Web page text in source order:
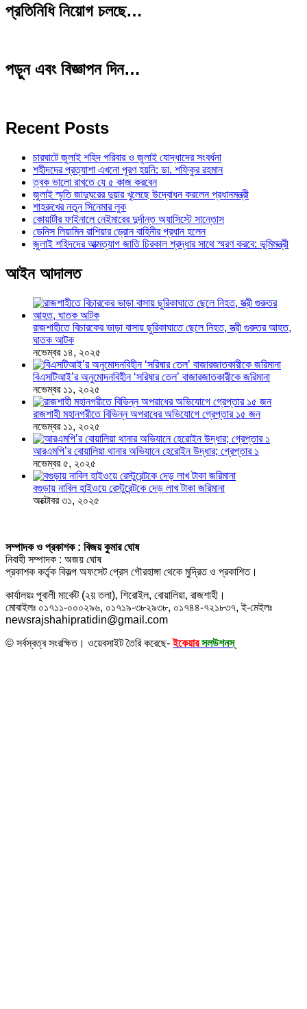
প্রতিনিধি নিয়োগ চলছে…
পড়ুন এবং বিজ্ঞাপন দিন…
Recent Posts
চারঘাটে জুলাই শহিদ পরিবার ও জুলাই যোদ্ধাদের সংবর্ধনা
শহীদদের প্রত্যাশা এখনো পূরণ হয়নি: ডা. শফিকুর রহমান
ত্বক ভালো রাখতে যে ৫ কাজ করবেন
জুলাই স্মৃতি জাদুঘরের দুয়ার খুলেছে উদ্বোধন করলেন প্রধানমন্ত্রী
শাহরুখের নতুন সিনেমার লুক
কোয়ার্টার ফাইনালে নেইমারের দুর্দান্ত অ্যাসিস্টে সান্তোস
ডেনিস লিয়ামিন রাশিয়ার ড্রোন বাহিনীর প্রধান হলেন
জুলাই শহিদদের আত্মত্যাগ জাতি চিরকাল শ্রদ্ধার সাথে স্মরণ করবে: ভূমিমন্ত্রী
আইন আদালত
রাজশাহীতে বিচারকের ভাড়া বাসায় ছুরিকাঘাতে ছেলে নিহত, স্ত্রী গুরুতর আহত,
ঘাতক আটক
নভেম্বর ১৪, ২০২৫
বিএসটিআই’র অনুমোদনবিহীন ‘সরিষার তেল’ বাজারজাতকারীকে জরিমানা
নভেম্বর ১১, ২০২৫
রাজশাহী মহানগরীতে বিভিন্ন অপরাধের অভিযোগে গ্রেপ্তার ১৫ জন
নভেম্বর ১১, ২০২৫
আরএমপি’র বোয়ালিয়া থানার অভিযানে হেরোইন উদ্ধার; গ্রেপ্তার ১
নভেম্বর ৫, ২০২৫
বগুড়ায় নাবিল হাইওয়ে রেস্টুরেন্টকে দেড় লাখ টাকা জরিমানা
অক্টোবর ৩১, ২০২৫
সম্পাদক ও প্রকাশক : বিজয় কুমার ঘোষ
নিবাহী সম্পাদক : অজয় ঘোষ
প্রকাশক কর্তৃক বিকল্প অফসেট প্রেস গৌরহাঙ্গা থেকে মুদ্রিত ও প্রকাশিত।
কার্যালয়ঃ পূবালী মার্কেট (২য় তলা), শিরোইল, বোয়ালিয়া, রাজশাহী।
মোবাইলঃ ০১৭১১-০০০২৯৬, ০১৭১৯-৩৮২৯৩৮, ০১৭৪৪-৭২১৮৩৭, ই-মেইলঃ
newsrajshahipratidin@gmail.com
© সর্বস্বত্ব সংরক্ষিত। ওয়েবসাইট তৈরি করেছে-ইকেয়ার সলউশনস্